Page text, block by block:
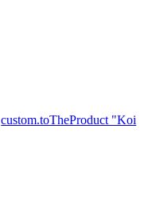
custom.toTheProduct "Koi